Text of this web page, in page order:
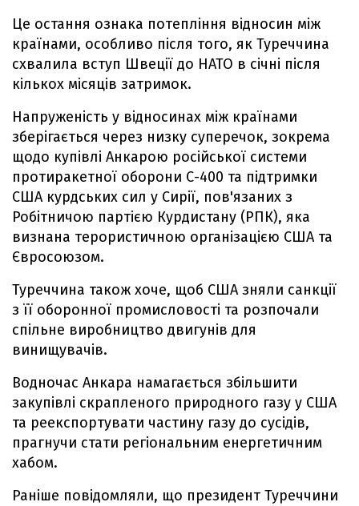
Це остання ознака потепління відносин між
країнами, особливо після того, як Туреччина
схвалила вступ Швеції до НАТО в січні після
кількох місяців затримок.
Напруженість у відносинах між країнами
зберігається через низку суперечок, зокрема
щодо купівлі Анкарою російської системи
протиракетної оборони С-400 та підтримки
США курдських сил у Сирії, пов'язаних з
Робітничою партією Курдистану (РПК), яка
визнана терористичною організацією США та
Євросоюзом.
Туреччина також хоче, щоб США зняли санкції
з її оборонної промисловості та розпочали
спільне виробництво двигунів для
винищувачів.
Водночас Анкара намагається збільшити
закупівлі скрапленого природного газу у США
та реекспортувати частину газу до сусідів,
прагнучи стати регіональним енергетичним
хабом.
Раніше повідомляли, що президент Туреччини